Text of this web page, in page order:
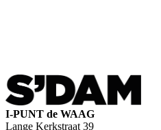
I-PUNT de WAAG
Lange Kerkstraat 39